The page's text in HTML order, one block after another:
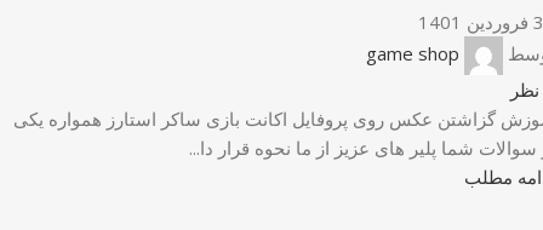
game shop
نظر
گزاشتن عکس روی پروفایل اکانت بازی ساکر استارز همواره یکی
سوالات شما پلیر های عزیز از ما نحوه قرار دا...
مطلب